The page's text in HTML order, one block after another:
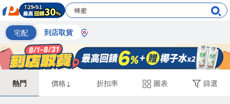
宅配 到店取貨
熱門 價格↓ 折扣率 圖表 篩選